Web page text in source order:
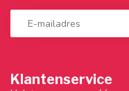
Klantenservice